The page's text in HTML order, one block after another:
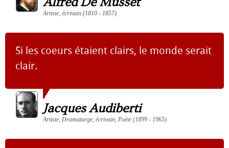
Artiste, écrivain (1810 - 1857)
Si les coeurs étaient clairs, le monde serait
clair.
Jacques Audiberti
Artiste, Dramaturge, écrivain, Poète (1899 - 1965)